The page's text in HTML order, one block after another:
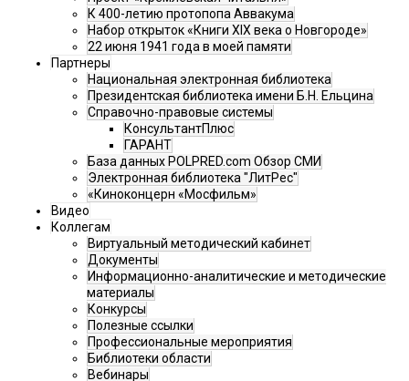
К 400-летию протопопа Аввакума
Набор открыток «Книги XIX века о Новгороде»
22 июня 1941 года в моей памяти
Партнеры
Национальная электронная библиотека
Президентская библиотека имени Б.Н. Ельцина
Справочно-правовые системы
КонсультантПлюс
ГАРАНТ
База данных POLPRED.com Обзор СМИ
Электронная библиотека "ЛитРес"
«Киноконцерн «Мосфильм»
Видео
Коллегам
Виртуальный методический кабинет
Документы
Информационно-аналитические и методические
материалы
Конкурсы
Полезные ссылки
Профессиональные мероприятия
Библиотеки области
Вебинары